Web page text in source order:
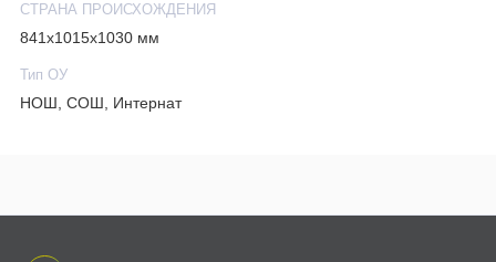
СТРАНА ПРОИСХОЖДЕНИЯ
841х1015х1030 мм
Тип ОУ
НОШ, СОШ, Интернат